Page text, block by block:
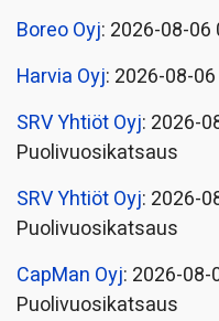
Boreo Oyj: 2026-08-
Harvia Oyj: 2026-08-
SRV Yhtiöt Oyj: 2026-
Puolivuosikatsaus
SRV Yhtiöt Oyj: 2026-
Puolivuosikatsaus
CapMan Oyj: 2026-08-
Puolivuosikatsaus